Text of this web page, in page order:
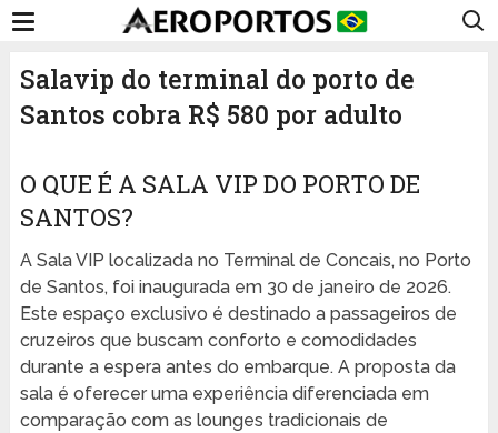
Salavip do terminal do porto de
Santos cobra R$ 580 por adulto
O QUE É A SALA VIP DO PORTO DE
SANTOS?
A Sala VIP localizada no Terminal de Concais, no Porto
de Santos, foi inaugurada em 30 de janeiro de 2026.
Este espaço exclusivo é destinado a passageiros de
cruzeiros que buscam conforto e comodidades
durante a espera antes do embarque. A proposta da
sala é oferecer uma experiência diferenciada em
comparação com as lounges tradicionais de